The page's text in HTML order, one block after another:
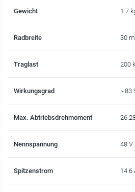
Gewicht 1.7
Radbreite 30
Traglast 200
Wirkungsgrad ~83
Max. Abtriebsdrehmoment
Nennspannung 48 V
Spitzenstrom 14.6